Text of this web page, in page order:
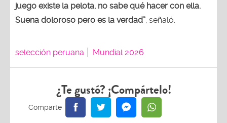
juego existe la pelota, no sabe qué hacer con ella.
Suena doloroso pero es la verdad”, señaló.
selección peruana Mundial 2026
¿Te gustó? ¡Compártelo!